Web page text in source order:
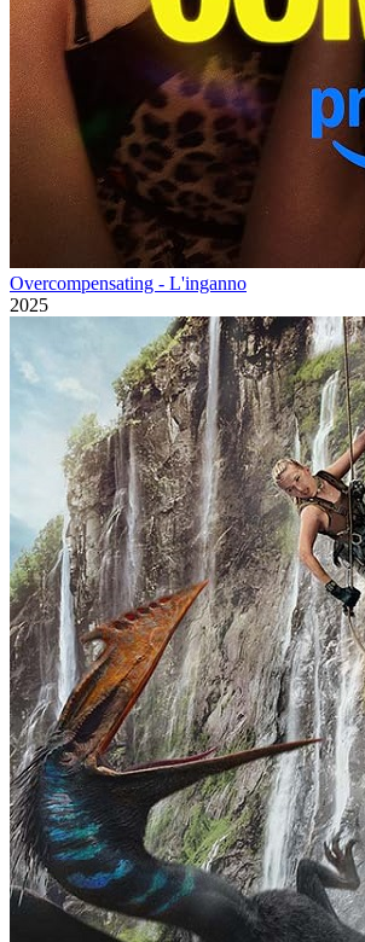
Overcompensating - L'inganno
2025